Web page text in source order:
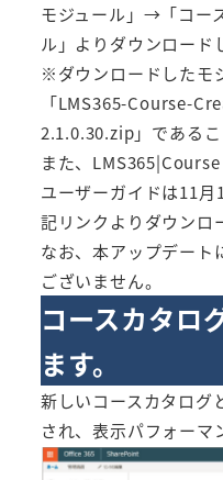
モジュール」→「コー
ル」よりダウンロード
※ダウンロードしたモ
「LMS365-Course-
2.1.0.30.zip」であるこ
また、
ユーザーガイドは11
記リンクよりダウンロ
なお、本アップデート
ございません。
コースカタロ
ます。
新しいコースカタログ
され、表示パフォーマ